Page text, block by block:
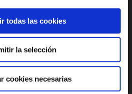
todas las cookies
la selección
cookies necesarias